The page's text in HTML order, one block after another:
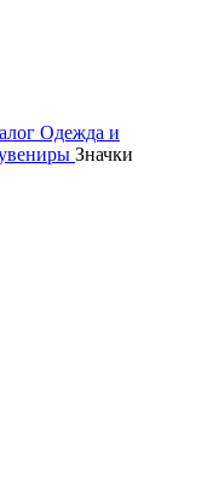
Одежда и
Значки